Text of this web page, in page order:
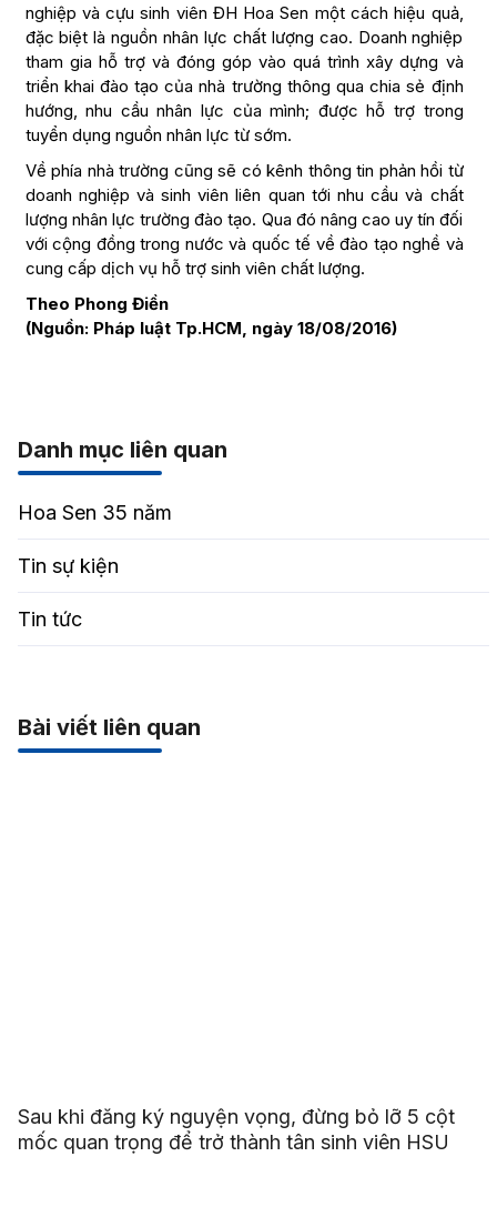
nghiệp và cựu sinh viên ĐH Hoa Sen một cách hiệu quả,
đặc biệt là nguồn nhân lực chất lượng cao. Doanh nghiệp
tham gia hỗ trợ và đóng góp vào quá trình xây dựng và
triển khai đào tạo của nhà trường thông qua chia sẻ định
hướng, nhu cầu nhân lực của mình; được hỗ trợ trong
tuyển dụng nguồn nhân lực từ sớm.
Về phía nhà trường cũng sẽ có kênh thông tin phản hồi từ
doanh nghiệp và sinh viên liên quan tới nhu cầu và chất
lượng nhân lực trường đào tạo. Qua đó nâng cao uy tín đối
với cộng đồng trong nước và quốc tế về đào tạo nghề và
cung cấp dịch vụ hỗ trợ sinh viên chất lượng.
Theo Phong Điền
(Nguồn: Pháp luật Tp.HCM, ngày 18/08/2016)
Danh mục liên quan
Hoa Sen 35 năm
Tin sự kiện
Tin tức
Bài viết liên quan
Sau khi đăng ký nguyện vọng, đừng bỏ lỡ 5 cột
mốc quan trọng để trở thành tân sinh viên HSU